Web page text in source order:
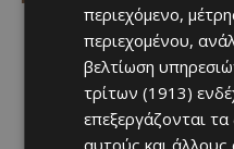
περιεχόμενο,
περιεχομένου,
βελτίωση
τρίτων (1913)
επεξεργάζονται
αυτούς και άλλους